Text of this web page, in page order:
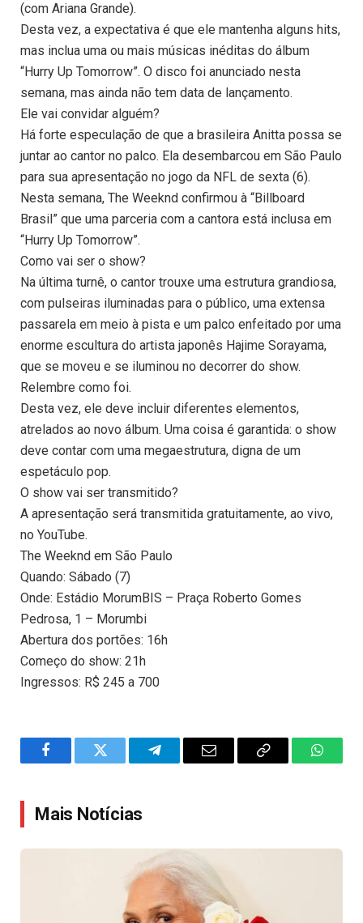
(com Ariana Grande).
Desta vez, a expectativa é que ele mantenha alguns hits,
mas inclua uma ou mais músicas inéditas do álbum
“Hurry Up Tomorrow”. O disco foi anunciado nesta
semana, mas ainda não tem data de lançamento.
Ele vai convidar alguém?
Há forte especulação de que a brasileira Anitta possa se
juntar ao cantor no palco. Ela desembarcou em São Paulo
para sua apresentação no jogo da NFL de sexta (6).
Nesta semana, The Weeknd confirmou à “Billboard
Brasil” que uma parceria com a cantora está inclusa em
“Hurry Up Tomorrow”.
Como vai ser o show?
Na última turnê, o cantor trouxe uma estrutura grandiosa,
com pulseiras iluminadas para o público, uma extensa
passarela em meio à pista e um palco enfeitado por uma
enorme escultura do artista japonês Hajime Sorayama,
que se moveu e se iluminou no decorrer do show.
Relembre como foi.
Desta vez, ele deve incluir diferentes elementos,
atrelados ao novo álbum. Uma coisa é garantida: o show
deve contar com uma megaestrutura, digna de um
espetáculo pop.
O show vai ser transmitido?
A apresentação será transmitida gratuitamente, ao vivo,
no YouTube.
The Weeknd em São Paulo
Quando: Sábado (7)
Onde: Estádio MorumBIS – Praça Roberto Gomes
Pedrosa, 1 – Morumbi
Abertura dos portões: 16h
Começo do show: 21h
Ingressos: R$ 245 a 700
FacebookTwitter TelegramEmail
Copy
Mais Notícias